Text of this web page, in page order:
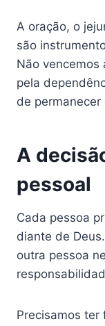
A oração, o
são
Não vencemos
pela
de permanecer
A
pessoal
Cada pessoa
diante de
outra pessoa
Precisamos ter